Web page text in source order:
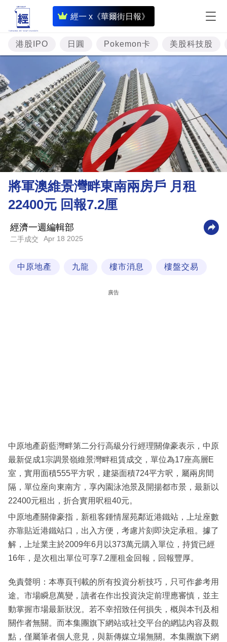
經一 x《華爾街日報》
即
時
財
經
專
題
投
資
樓
市
理
財
商
業
科
區
港股IPO 日圓 Pokemon卡 美股科技股
將軍澳維景灣畔東南兩房戶 月租
22400元 回報7.2厘
經濟一週編輯部
二手成交 Apr 18 2025
中原地產 九龍 樓市消息 樓盤交易
廣告
中原地產蔚藍灣畔第二分行高級分行經理關偉豪表示，中原
最新促成1宗調景嶺維景灣畔租賃成交，單位為17座高層E
室，實用面積555平方呎，建築面積724平方呎，屬兩房間
隔，單位座向東南方，享內園泳池景及開揚都市景，最新以
22400元租出，折合實用呎租40元。
中原地產關偉豪指，新租客鍾情屋苑鄰近港鐵站，上址座數
亦靠貼近港鐵站口，出入方便，考慮片刻即決定承租。據了
解，上址業主於2009年6月以373萬元購入單位，持貨已經
16年，是次租出單位可享7.2厘租金回報，回報豐厚。
免責聲明：本專頁刊載的所有投資分析技巧，只可作參考用
途。市場瞬息萬變，讀者在作出投資決定前理應審慎，並主
動掌握市場最新狀況。若不幸招致任何損失，概與本刊及相
關作者無關。而本集團旗下網站或社交平台的網誌內容及觀
點，僅屬筆者個人意見，與新傳媒立場無關。本集團旗下網